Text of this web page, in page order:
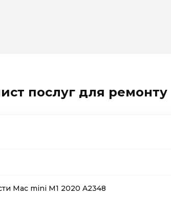
послуг для ремонту
Mac mini M1 2020 A2348